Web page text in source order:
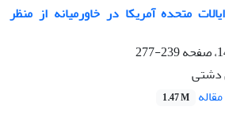
متحده آمریکا در خاورمیانه از منظر
239-277
دشتی
1.47 M